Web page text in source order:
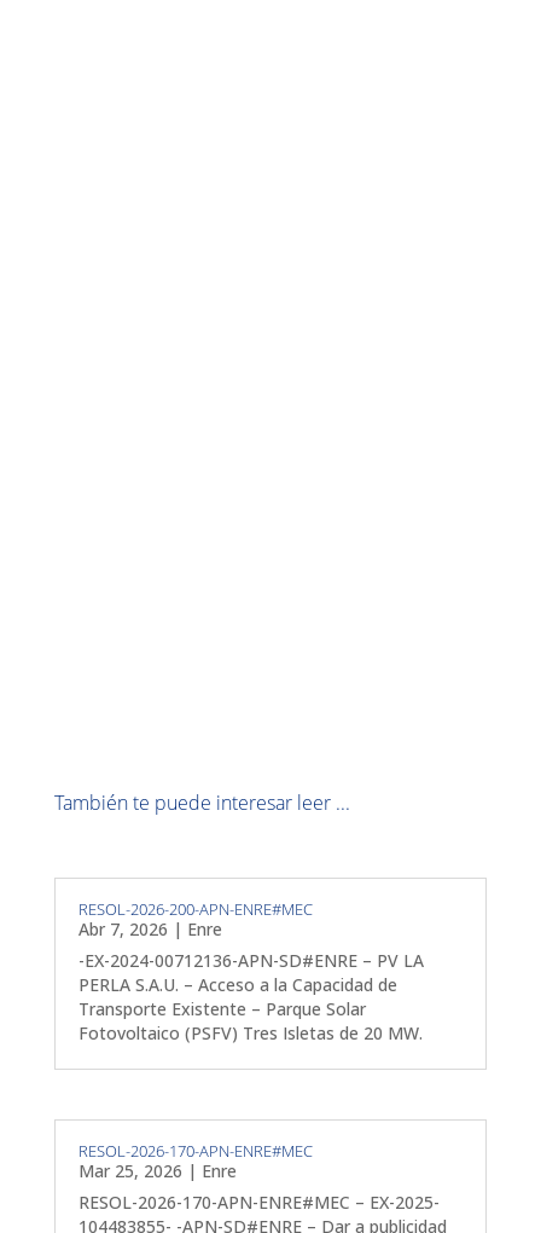
También te puede interesar leer ...
RESOL-2026-200-APN-ENRE#MEC
Abr 7, 2026 | Enre
-EX-2024-00712136-APN-SD#ENRE – PV LA
PERLA S.A.U. – Acceso a la Capacidad de
Transporte Existente – Parque Solar
Fotovoltaico (PSFV) Tres Isletas de 20 MW.
RESOL-2026-170-APN-ENRE#MEC
Mar 25, 2026 | Enre
RESOL-2026-170-APN-ENRE#MEC – EX-2025-
104483855- -APN-SD#ENRE – Dar a publicidad